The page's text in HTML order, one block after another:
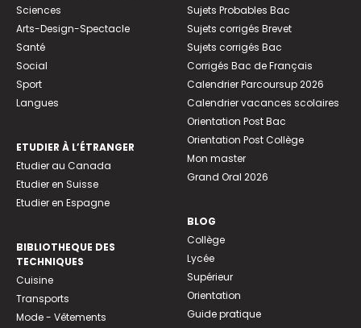
Sciences
Arts-Design-Spectacle
Santé
Social
Sport
Langues
ETUDIER À L’ÉTRANGER
Etudier au Canada
Etudier en Suisse
Etudier en Espagne
BIBLIOTHEQUE DES
TECHNIQUES
Cuisine
Transports
Mode - Vêtements
Sujets Probables Bac
Sujets corrigés Brevet
Sujets corrigés Bac
Corrigés Bac de Français
Calendrier Parcoursup 2026
Calendrier vacances scolaires
Orientation Post Bac
Orientation Post Collège
Mon master
Grand Oral 2026
BLOG
Collège
Lycée
Supérieur
Orientation
Guide pratique